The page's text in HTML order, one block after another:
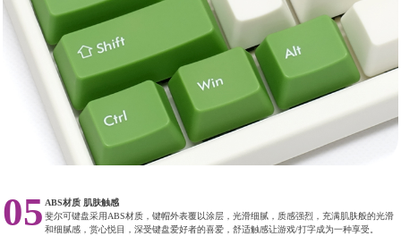
05 ABS材质 肌肤触感
斐尔可键盘采用ABS材质，键帽外表覆以涂层，光滑细腻，质感强烈，充满肌肤般的光滑
和细腻感，赏心悦目，深受键盘爱好者的喜爱，舒适触感让游戏/打字成为一种享受。